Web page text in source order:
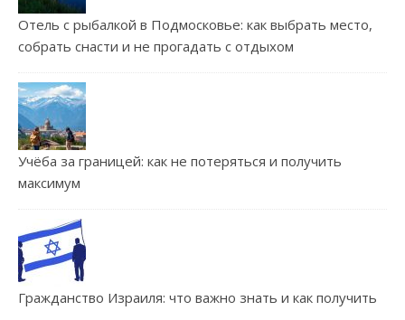
Отель с рыбалкой в Подмосковье: как выбрать место,
собрать снасти и не прогадать с отдыхом
Учёба за границей: как не потеряться и получить
максимум
Гражданство Израиля: что важно знать и как получить